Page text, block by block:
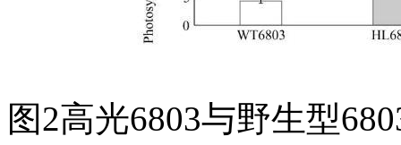
图2高光6803与野生型